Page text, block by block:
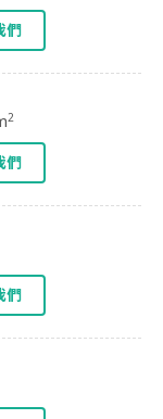
們
2
們
們